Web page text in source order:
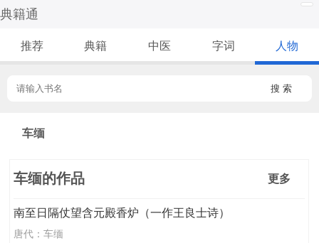
典籍通
推荐 典籍 中医 字词 人物
搜 索
车缅
车缅的作品 更多
南至日隔仗望含元殿香炉（一作王良士诗）
唐代：车缅